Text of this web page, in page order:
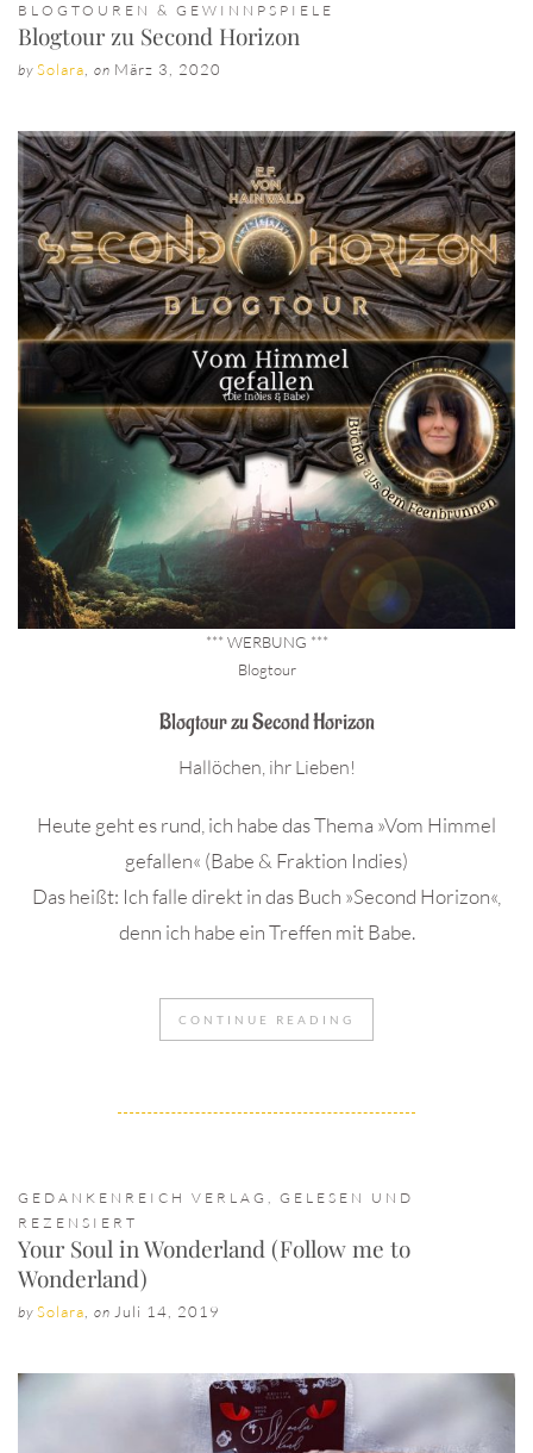
BLOGTOUREN & GEWINNPSPIELE
Blogtour zu Second Horizon
by Solara on März 3, 2020
*** WERBUNG ***
Blogtour
Blogtour zu Second Horizon
Hallöchen, ihr Lieben!
Heute geht es rund, ich habe das Thema »Vom Himmel
gefallen« (Babe & Fraktion Indies)
Das heißt: Ich falle direkt in das Buch »Second Horizon«,
denn ich habe ein Treffen mit Babe.
CONTINUE READING
GEDANKENREICH VERLAG , GELESEN UND
REZENSIERT
Your Soul in Wonderland (Follow me to
Wonderland)
by Solara on Juli 14, 2019